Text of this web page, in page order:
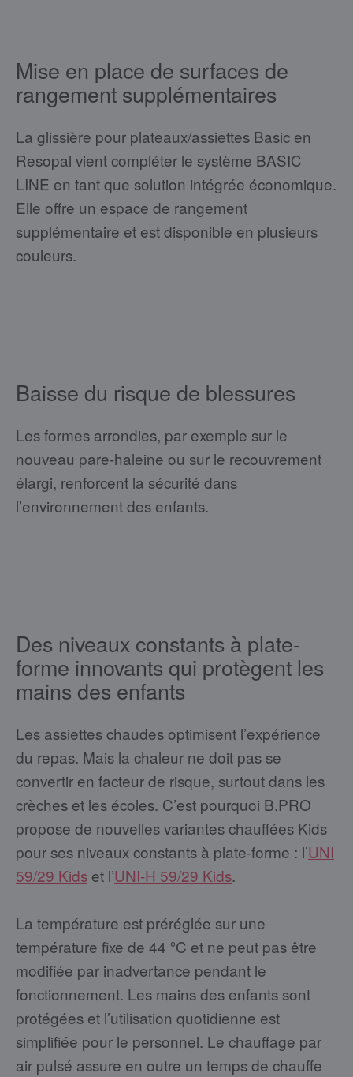
Mise en place de surfaces de
rangement supplémentaires
La glissière pour plateaux/assiettes Basic en
Resopal vient compléter le système BASIC
LINE en tant que solution intégrée économique.
Elle offre un espace de rangement
supplémentaire et est disponible en plusieurs
couleurs.
Baisse du risque de blessures
Les formes arrondies, par exemple sur le
nouveau pare-haleine ou sur le recouvrement
élargi, renforcent la sécurité dans
l’environnement des enfants.
Des niveaux constants à plate-
forme innovants qui protègent les
mains des enfants
Les assiettes chaudes optimisent l’expérience
du repas. Mais la chaleur ne doit pas se
convertir en facteur de risque, surtout dans les
crèches et les écoles. C’est pourquoi B.PRO
propose de nouvelles variantes chauffées Kids
pour ses niveaux constants à plate-forme : l’UNI
59/29 Kids et l’UNI-H 59/29 Kids.
La température est préréglée sur une
température fixe de 44 ºC et ne peut pas être
modifiée par inadvertance pendant le
fonctionnement. Les mains des enfants sont
protégées et l’utilisation quotidienne est
simplifiée pour le personnel. Le chauffage par
air pulsé assure en outre un temps de chauffe